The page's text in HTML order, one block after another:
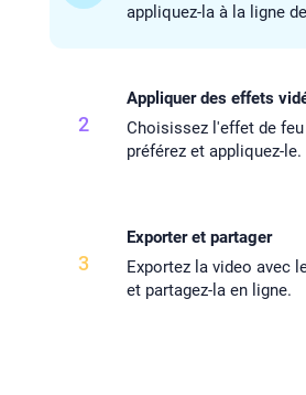
appliquez-la à la ligne
2
Appliquer des effets
Choisissez l'effet de
préférez et appliquez-le.
3
Exporter et partager
Exportez la video avec
et partagez-la en ligne.